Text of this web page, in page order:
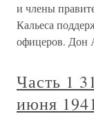
и члены
Кальеса
офицеров. Дон
Часть 1
июня